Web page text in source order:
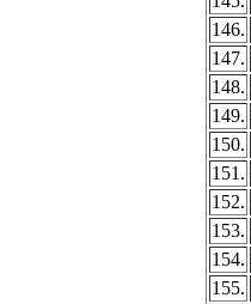
146.
147.
148.
149.
150.
151.
152.
153.
154.
155.